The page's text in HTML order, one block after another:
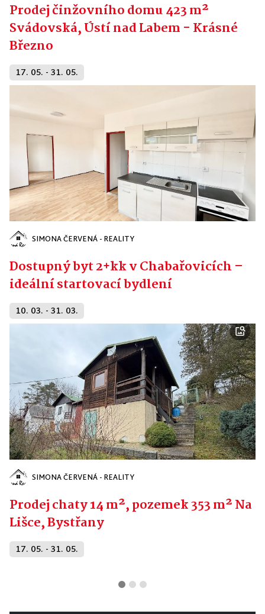
Prodej činžovního domu 423 m²
Svádovská, Ústí nad Labem - Krásné
Březno
17. 05. - 31. 05.
SIMONA ČERVENÁ - REALITY
Dostupný byt 2+kk v Chabařovicích –
ideální startovací bydlení
10. 03. - 31. 03.
SIMONA ČERVENÁ - REALITY
Prodej chaty 14 m², pozemek 353 m² Na
Lišce, Bystřany
17. 05. - 31. 05.